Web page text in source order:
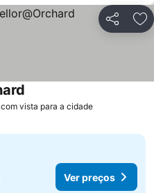
Partilhar
vista para a cidadeVer preços
Ver preços